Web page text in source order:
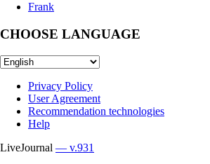
Frank
CHOOSE LANGUAGE
Privacy Policy
User Agreement
Recommendation technologies
Help
LiveJournal — v.931